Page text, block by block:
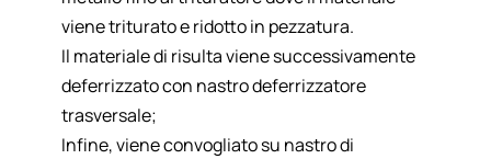
viene triturato e ridotto in pezzatura.
Il materiale di risulta viene successivamente
deferrizzato con nastro deferrizzatore
trasversale;
Infine, viene convogliato su nastro di